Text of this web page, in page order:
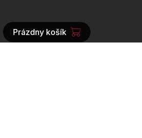
NÁKUPNÝ
Prázdny košík